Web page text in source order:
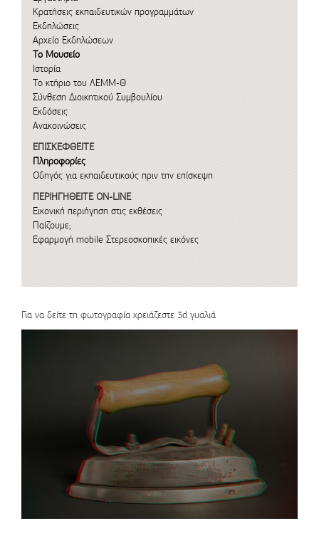
Κρατήσεις εκπαιδευτικών προγραμμάτων
Εκδηλώσεις
Αρχείο Εκδηλώσεων
Το Μουσείο
Ιστορία
Το κτήριο του ΛΕΜΜ-Θ
Σύνθεση Διοικητικού Συμβουλίου
Εκδόσεις
Ανακοινώσεις
ΕΠΙΣΚΕΦΘΕΙΤΕ
Πληροφορίες
Οδηγός για εκπαιδευτικούς πριν την επίσκεψη
ΠΕΡΙΗΓΗΘΕΙΤΕ ON-LINE
Εικονική περιήγηση στις εκθέσεις
Παίζουμε;
Εφαρμογή mobile Στερεοσκοπικές εικόνες
Για να δείτε τη φωτογραφία χρειάζεστε 3d γυαλιά